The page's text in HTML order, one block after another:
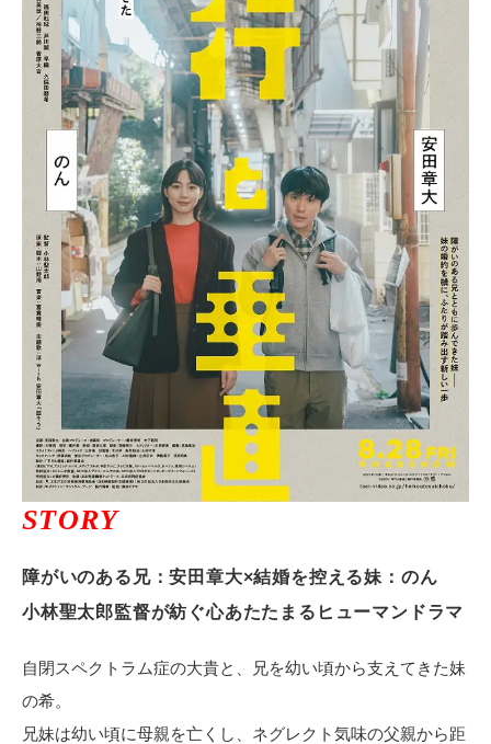
STORY
障がいのある兄：安田章大×結婚を控える妹：のん
小林聖太郎監督が紡ぐ心あたたまるヒューマンドラマ
自閉スペクトラム症の大貴と、兄を幼い頃から支えてきた妹
の希。
兄妹は幼い頃に母親を亡くし、ネグレクト気味の父親から距
ニュース一覧
お問い合わせ
JP/EN
サイトマップ
ご利用規約
電子公告